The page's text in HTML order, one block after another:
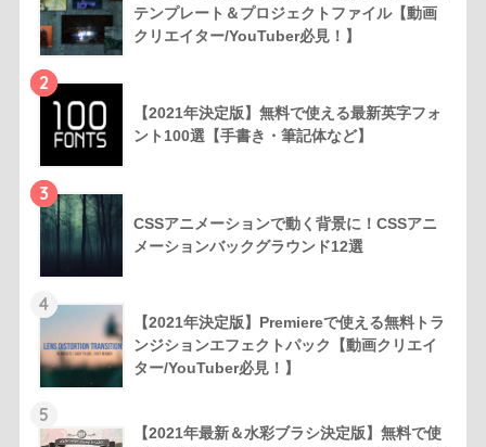
テンプレート＆プロジェクトファイル【動画
クリエイター/YouTuber必見！】
2
【2021年決定版】無料で使える最新英字フォ
ント100選【手書き・筆記体など】
3
CSSアニメーションで動く背景に！CSSアニ
メーションバックグラウンド12選
4
【2021年決定版】Premiereで使える無料トラ
ンジションエフェクトパック【動画クリエイ
ター/YouTuber必見！】
5
【2021年最新＆水彩ブラシ決定版】無料で使